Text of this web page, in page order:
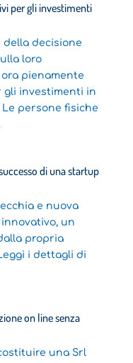
per gli investimenti
decisione
loro
ora pienamente
gli investimenti in
persone fisiche
di una startup
e nuova
un
propria
i dettagli di
on line senza
una Srl